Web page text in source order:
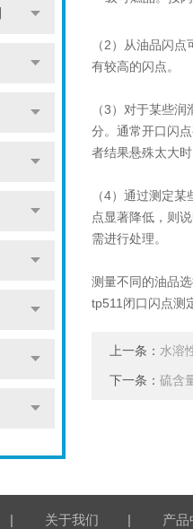
（2）从油品闪
有较高的闪点。
（3）对于某些
分。通常开口闪
者结果悬殊太大
（4）通过测定
点显著降低，则
需进行处理。
测量不同的油品
tp511闭口闪点测
上一条： 水溶
下一条： 硫含
| 关于我们 | 产品